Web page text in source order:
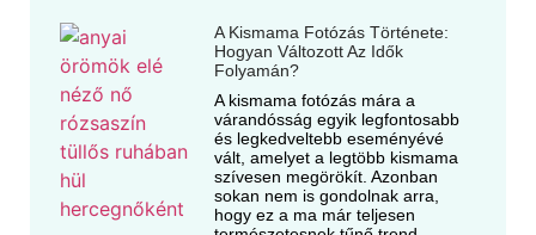
A Kismama Fotózás Története:
Hogyan Változott Az Idők
Folyamán?
A kismama fotózás mára a
várandósság egyik legfontosabb
és legkedveltebb eseményévé
vált, amelyet a legtöbb kismama
szívesen megörökít. Azonban
sokan nem is gondolnak arra,
hogy ez a ma már teljesen